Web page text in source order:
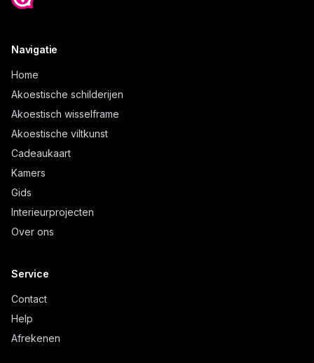
Navigatie
Home
Akoestische schilderijen
Akoestisch wisselframe
Akoestische viltkunst
Cadeaukaart
Kamers
Gids
Interieurprojecten
Over ons
Service
Contact
Help
Afrekenen